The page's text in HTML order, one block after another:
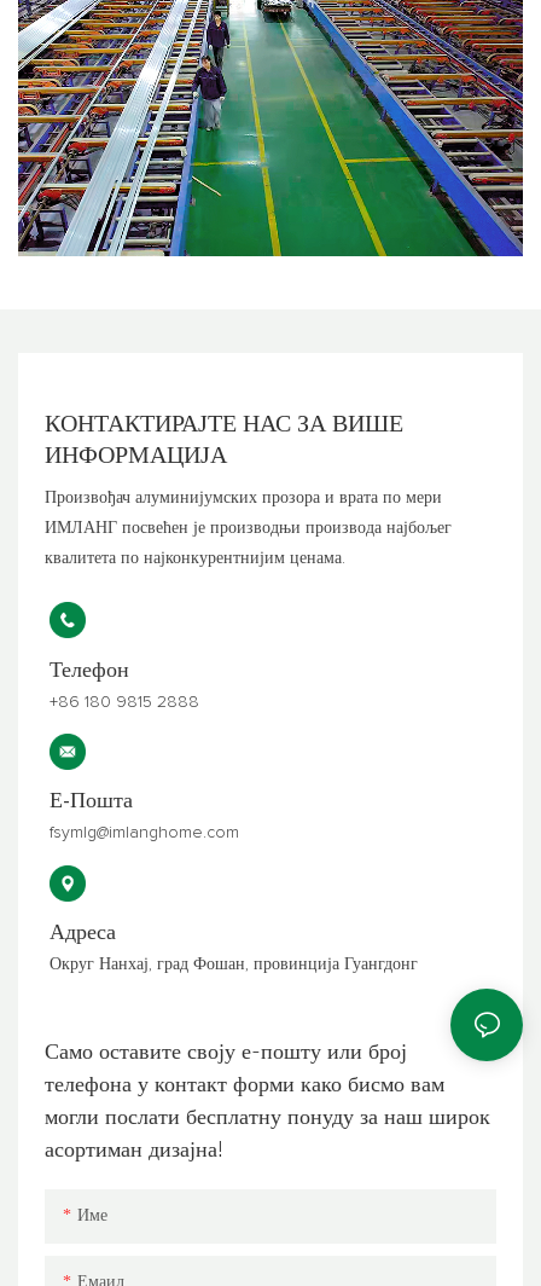
КОНТАКТИРАЈТЕ НАС ЗАВИШЕ
ИНФОРМАЦИЈА
Произвођач алуминијумских прозора и врата по мери
ИМЛАНГ посвећен је производњи производа најбољег
квалитета по најконкурентнијим ценама.
Телефон
+86 180 9815 2888
Е-Пошта
fsymlg@imlanghome.com
Адреса
Округ Нанхај, град Фошан, провинција Гуангдонг
Само оставите своју е-пошту или број
телефона у контакт форми како бисмо вам
могли послати бесплатну понуду за наш широк
асортиман дизајна!
Име